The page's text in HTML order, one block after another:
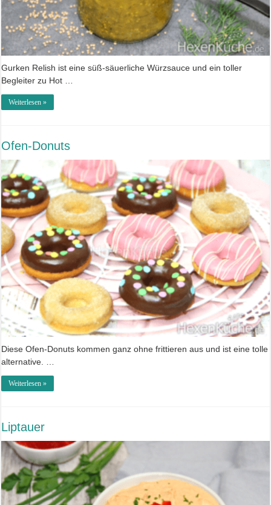
Gurken Relish ist eine süß-säuerliche Würzsauce und ein toller
Begleiter zu Hot …
Weiterlesen »
Ofen-Donuts
Diese Ofen-Donuts kommen ganz ohne frittieren aus und ist eine tolle
alternative. …
Weiterlesen »
Liptauer